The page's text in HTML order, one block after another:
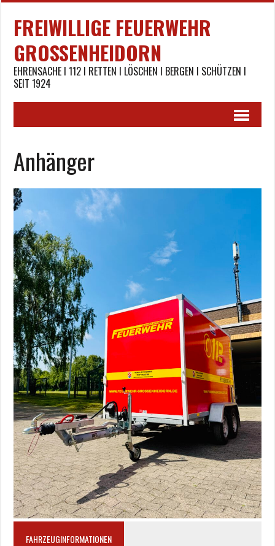
FREIWILLIGE FEUERWEHR
GROSSENHEIDORN
EHRENSACHE I 112 I RETTEN I LÖSCHEN I BERGEN I SCHÜTZEN I
SEIT 1924
Anhänger
FAHRZEUGINFORMATIONEN